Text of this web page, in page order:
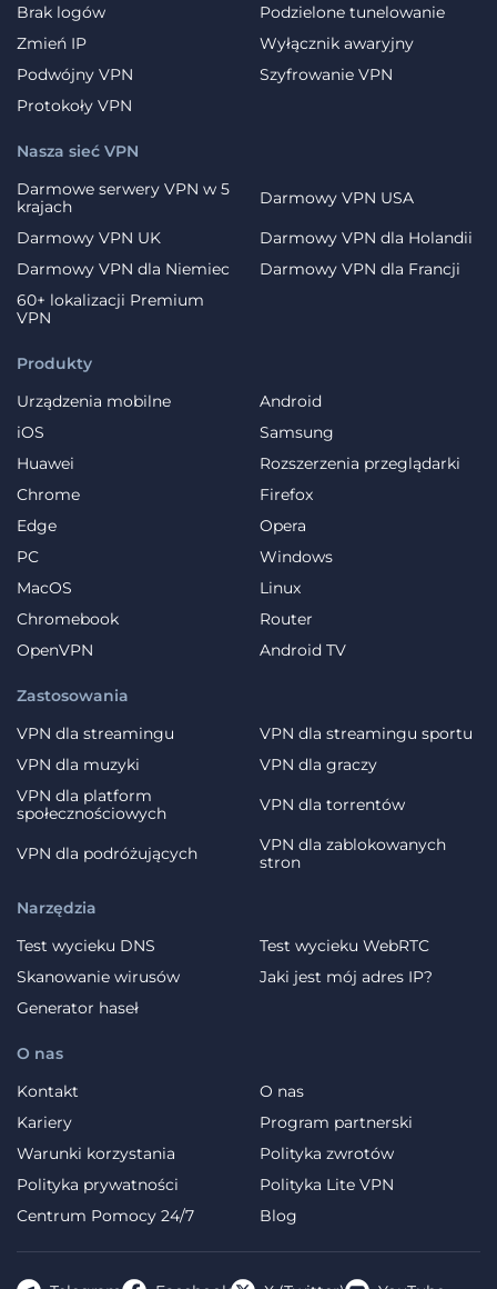
Brak logów
Podzielone tunelowanie
Zmień IP
Wyłącznik awaryjny
Podwójny VPN
Szyfrowanie VPN
Protokoły VPN
Produkty
Urządzenia mobilne
Android
iOS
Samsung
Huawei
Rozszerzenia przeglądarki
Chrome
Firefox
Edge
Opera
PC
Windows
MacOS
Linux
Chromebook
Router
OpenVPN
Android TV
Zastosowania
VPN dla streamingu
VPN dla streamingu sportu
VPN dla muzyki
VPN dla graczy
VPN dla platform
społecznościowych
VPN dla torrentów
VPN dla podróżujących
VPN dla zablokowanych
stron
O nas
Kontakt
O nas
Kariery
Program partnerski
Warunki korzystania
Polityka zwrotów
Polityka prywatności
Polityka Lite VPN
Centrum Pomocy 24/7
Blog
Nasza sieć VPN
Darmowe serwery VPN w 5
krajach
Darmowy VPN USA
Darmowy VPN UK
Darmowy VPN dla Holandii
Darmowy VPN dla Niemiec
Darmowy VPN dla Francji
60+ lokalizacji Premium
VPN
Narzędzia
Test wycieku DNS
Test wycieku WebRTC
Skanowanie wirusów
Jaki jest mój adres IP?
Generator haseł